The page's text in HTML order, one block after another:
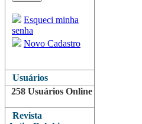
Esqueci minha
senha
Novo Cadastro
Usuários
258 Usuários Online
Revista